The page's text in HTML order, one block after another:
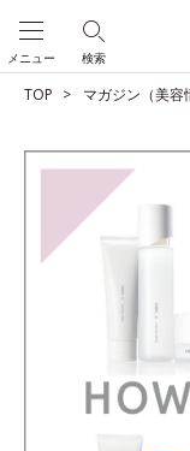
検索
メニュー
TOP マガジン（美容